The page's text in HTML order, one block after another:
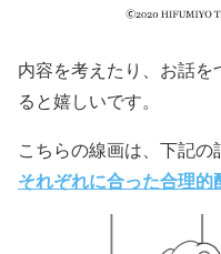
内容を考えたり、お話
ると嬉しいです。
こちらの線画は、下記の
それぞれに合った合理的